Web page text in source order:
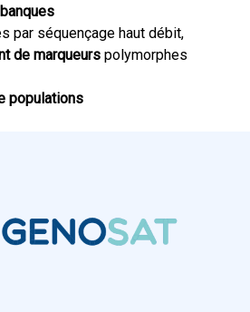
par séquençage haut débit,
de marqueurs polymorphes
populations